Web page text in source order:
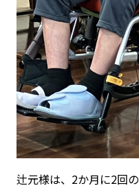
辻元様は、2か月に2回